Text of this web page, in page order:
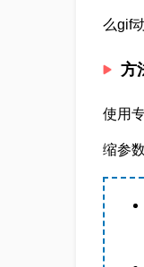
么gif
方
使用
缩参